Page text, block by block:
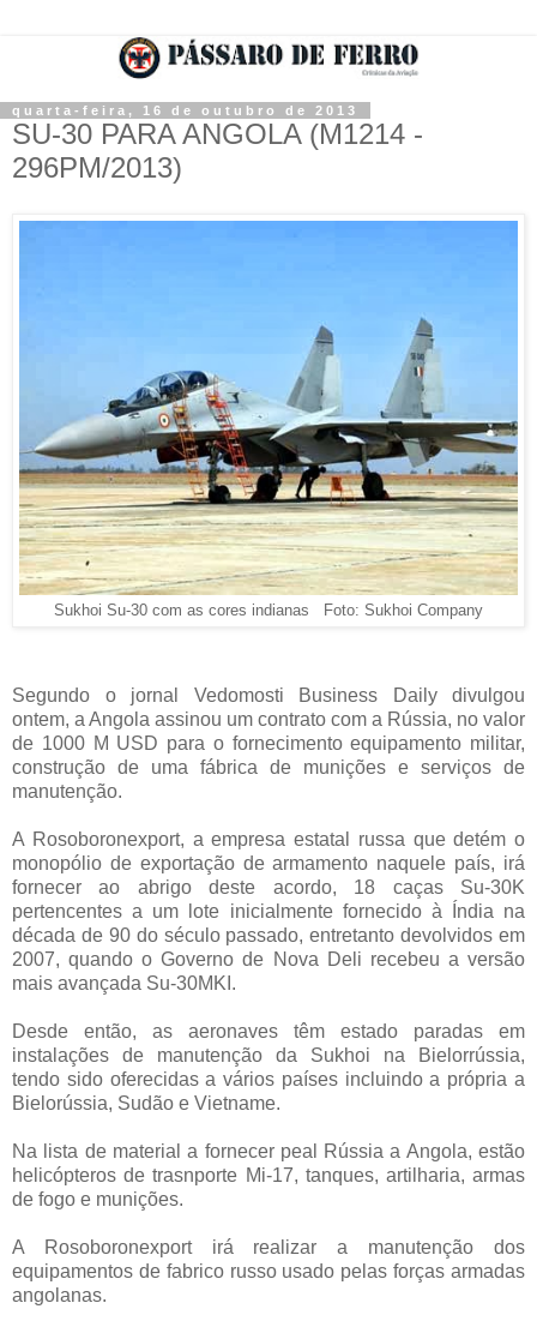
quarta-feira, 16 de outubro de 2013
SU-30 PARA ANGOLA (M1214 -
296PM/2013)
Sukhoi Su-30 com as cores indianas Foto: Sukhoi Company
Segundo o jornal Vedomosti Business Daily divulgou
ontem, a Angola assinou um contrato com a Rússia, no valor
de 1000 M USD para o fornecimento equipamento militar,
construção de uma fábrica de munições e serviços de
manutenção.
A Rosoboronexport, a empresa estatal russa que detém o
monopólio de exportação de armamento naquele país, irá
fornecer ao abrigo deste acordo, 18 caças Su-30K
pertencentes a um lote inicialmente fornecido à Índia na
década de 90 do século passado, entretanto devolvidos em
2007, quando o Governo de Nova Deli recebeu a versão
mais avançada Su-30MKI.
Desde então, as aeronaves têm estado paradas em
instalações de manutenção da Sukhoi na Bielorrússia,
tendo sido oferecidas a vários países incluindo a própria a
Bielorússia, Sudão e Vietname.
Na lista de material a fornecer peal Rússia a Angola, estão
helicópteros de trasnporte Mi-17, tanques, artilharia, armas
de fogo e munições.
A Rosoboronexport irá realizar a manutenção dos
equipamentos de fabrico russo usado pelas forças armadas
angolanas.